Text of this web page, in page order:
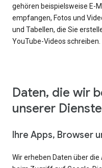
gehören beispielsweise E-
empfangen, Fotos und
und Tabellen, die Sie
YouTube-Videos schreiben.
Daten, die wir
unserer
Ihre Apps, Browser
Wir erheben Daten über die